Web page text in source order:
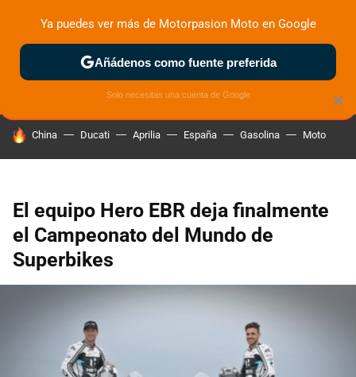
ZONA DE PRUEBAS DEPORTIVAS MOTOS ELÉCTRICAS
HOY SE HABLA DE
China Ducati Aprilia España Gasolina Moto
El equipo Hero EBR deja finalmente
el Campeonato del Mundo de
Superbikes
×
Ya puedes ver más de Motorpasion Moto en Google
Añádenos como fuente preferida
Solo necesitas una cuenta de Google